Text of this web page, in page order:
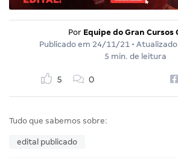
Por Equipe do Gran Cursos
Publicado em 24/11/21 •
5 min. de leitura
5 0
Tudo que sabemos sobre:
edital publicado